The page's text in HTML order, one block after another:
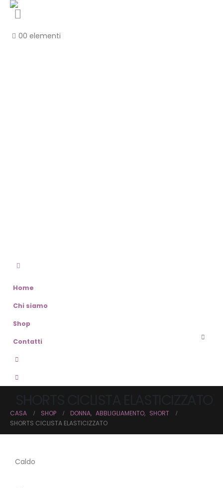
00 elementi
Home
Chi siamo
Shop
Contatti
CASA SHOP DONNA, ABBLIGLIAMENTO, SHORT
SHORTS CICLISTA ELASTICIZZATO
Caldo